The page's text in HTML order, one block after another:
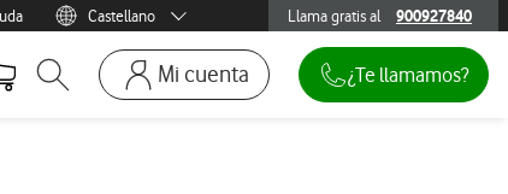
Menu idioma
Castellano
Llama gratis al
900927840 900927840
Abrir buscador. Abre en ventana modal
Mi cuenta
Ir a la pagina acceso clientes. Abre en
¿Te llamamos?